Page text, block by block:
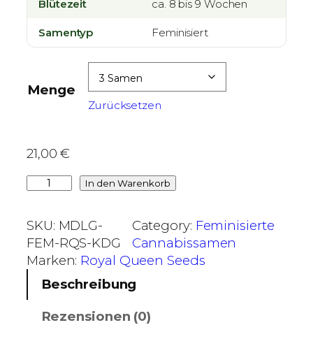
1
,
0
b
6
0
,
0
Blütezeit ca. 8 bis 9 Wochen
Samentyp Feminisiert
Menge
Zurücksetzen
21,00€
l
i
D
o
In den Warenkorb
SKU: MDLG-
FEM-RQS-KDG
Category: Feminisierte
Cannabissamen
Marken: Royal Queen Seeds
Beschreibung
Rezensionen (0)